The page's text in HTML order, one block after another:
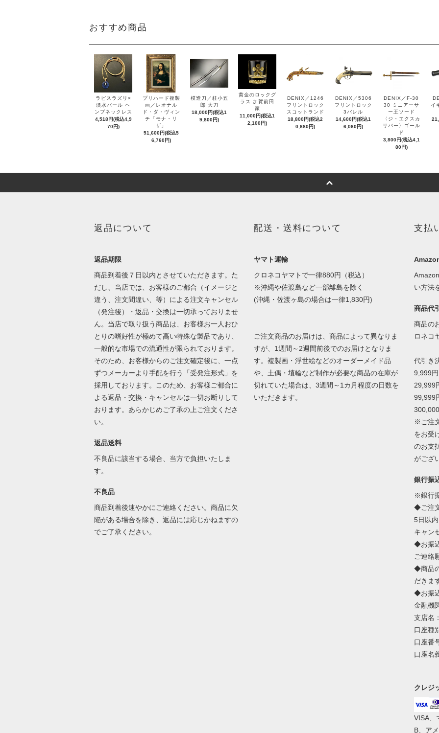
おすすめ商品
ラピスラズリ×
淡水パール ヘ
ンプネックレス
4,518円(税込4,9
70円)
プリハード複製
画／レオナル
ド・ダ・ヴィン
チ「モナ・リ
ザ」
51,600円(税込5
6,760円)
模造刀／桂小五
郎 大刀
18,000円(税込1
9,800円)
黄金のロックグ
ラス 加賀前田
家
11,000円(税込1
2,100円)
DENIX／1246
フリントロック
スコットランド
18,800円(税込2
0,680円)
DENIX／5306
フリントロック
3バレル
14,600円(税込1
6,060円)
DENIX／F-30
30 ミニアーサ
ー王ソード
〈ジ・エクスカ
リバー〉ゴール
ド
3,800円(税込4,1
80円)
イ
返品について
返品期限
商品到着後７日以内とさせていただきます。た
だし、当店では、お客様のご都合（イメージと
違う、注文間違い、等）による注文キャンセル
（発注後）・返品・交換は一切承っておりませ
ん。当店で取り扱う商品は、お客様お一人おひ
とりの嗜好性が極めて高い特殊な製品であり、
一般的な市場での流通性が限られております。
そのため、お客様からのご注文確定後に、一点
ずつメーカーより手配を行う「受発注形式」を
採用しております。このため、お客様ご都合に
よる返品・交換・キャンセルは一切お断りして
おります。あらかじめご了承の上ご注文くださ
い。
返品送料
不良品に該当する場合、当方で負担いたしま
す。
不良品
商品到着後速やかにご連絡ください。商品に欠
陥がある場合を除き、返品には応じかねますの
でご了承ください。
配送・送料について
ヤマト運輸
クロネコヤマトで一律880円（税込）
※沖縄や佐渡島など一部離島を除く
(沖縄・佐渡ヶ島の場合は一律1,830円)
ご注文商品のお届けは、商品によって異なりま
すが、1週間～2週間前後でのお届けとなりま
す。複製画・浮世絵などのオーダーメイド品
や、土偶・埴輪など制作が必要な商品の在庫が
切れていた場合は、3週間～1カ月程度の日数を
いただきます。
支払
い方法
商品代
商品の
ロネコ
代引き
9,999
29,999
99,999
※ご注
をお受
のお支
がござ
銀行振
※銀行
◆ご注
5日以
キャン
◆お振
ご連絡
◆商品
だきま
◆お振
金融機
支店名
口座種
口座番
口座名
クレジ
VISA、
B、ア